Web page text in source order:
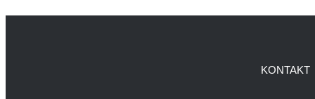
KONTAKT